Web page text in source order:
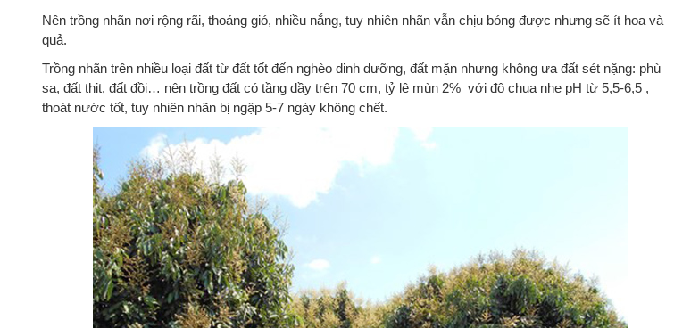
Nên trồng nhãn nơi rộng rãi, thoáng gió, nhiều nắng, tuy nhiên nhãn vẫn chịu bóng được nhưng sẽ ít hoa và
quả.
Trồng nhãn trên nhiều loại đất từ đất tốt đến nghèo dinh dưỡng, đất mặn nhưng không ưa đất sét nặng: phù
sa, đất thịt, đất đồi… nên trồng đất có tầng dầy trên 70 cm, tỷ lệ mùn 2% với độ chua nhẹ pH từ 5,5-6,5 ,
thoát nước tốt, tuy nhiên nhãn bị ngập 5-7 ngày không chết.